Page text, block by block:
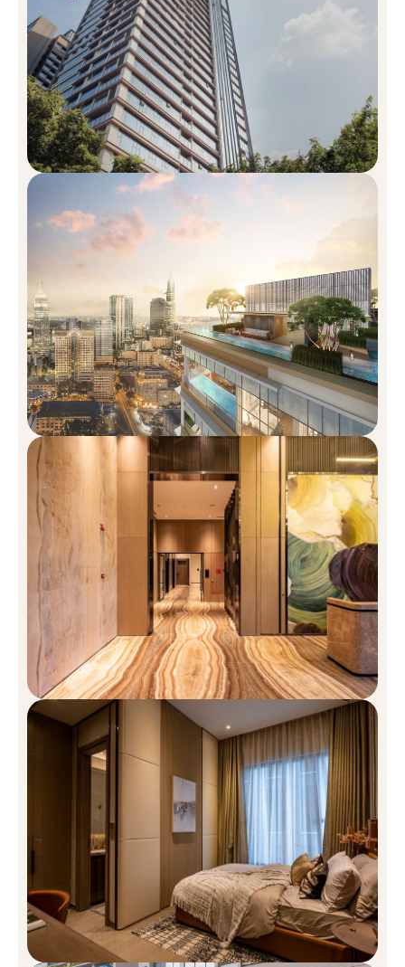
Các đối tác triển khai phát triển dự
án:
Thiết kế kiến trúc: P&T Consultants
Thiết kế cơ điện: Aurecon
Thiết kế nội thất: PTang Studio
Đơn vị quản lý: Savills
Chủ đầu tư: An Khang liên doanh với Hongkong Land
Nhịp Đập Tinh Hoa Giữa Trung
Tâm Kinh Tế Và Văn Hóa The
MarQ Quận 1 TP.HCM
Vị trí The Marq tọa lạc đắc địa tại 29B Nguyễn Đình Chiểu, phường
Đa Kao, quận 1, trung tâm Thành Phố Hồ Chí Minh, cách các tòa
nhà văn phòng hạng A, các công trình mang tính biểu tượng của
thành phố, các trung tâm mua sắm và giải trí không xa, The
MarQ lập tức trở thành lựa chọn hấp dẫn đối với cả khách hàng
mua để cho thuê lẫn khách hàng mua để ở.
Từ The MarQ, dễ dàng di chuyển đến các quận trung tâm: Quận 2,
Quận 3, Quận Bình Thạnh và 20 phút đến sân bay. Bên cạnh đó,
sự hoàn thành của cầu Thủ Thiêm 2 và tuyến Metro 1 sẽ càng
làm tăng tính kết nối của The MarQ và các khu vực trong thành
phố.
Kết Nối Giao Thông Từ Căn Hộ The MARQ
Từ dự án căn hộ HongKong Land Quận 1, quý khách hàng có thể
kết nối nhanh chóng đến:
Chợ Bến Thành khoảng 10 phút.
Phố đi bộ Nguyễn Huệ tầm 5 phút.
Khu đô thị mới Thủ Thiêm, Quận 2 khoảng 5 phút (qua cầu
Thủ Thiêm).